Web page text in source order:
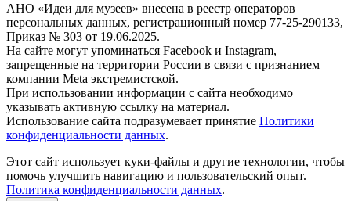
АНО «Идеи для музеев» внесена в реестр операторов
персональных данных, регистрационный номер 77-25-290133,
Приказ № 303 от 19.06.2025.
На сайте могут упоминаться Facebook и Instagram,
запрещенные на территории России в связи с признанием
компании Meta экстремистской.
При использовании информации с сайта необходимо
указывать активную ссылку на материал.
Использование сайта подразумевает принятие Политики
конфиденциальности данных.
Этот сайт использует куки-файлы и другие технологии, чтобы
помочь улучшить навигацию и пользовательский опыт.
Политика конфиденциальности данных.